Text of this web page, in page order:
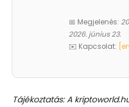
📅 Megjelenés:
2026. június 23.
✉️ Kapcsolat:
Tájékoztatás: A